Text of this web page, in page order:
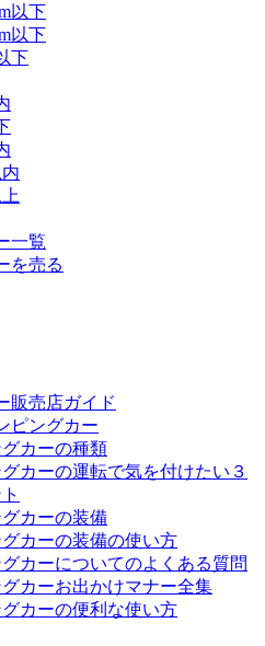
以下
以下
下
一覧
を売る
販売店ガイド
ピングカー
カーの種類
カーの運転で気を付けたい３
カーの装備
カーの装備の使い方
カーについてのよくある質問
カーお出かけマナー全集
カーの便利な使い方